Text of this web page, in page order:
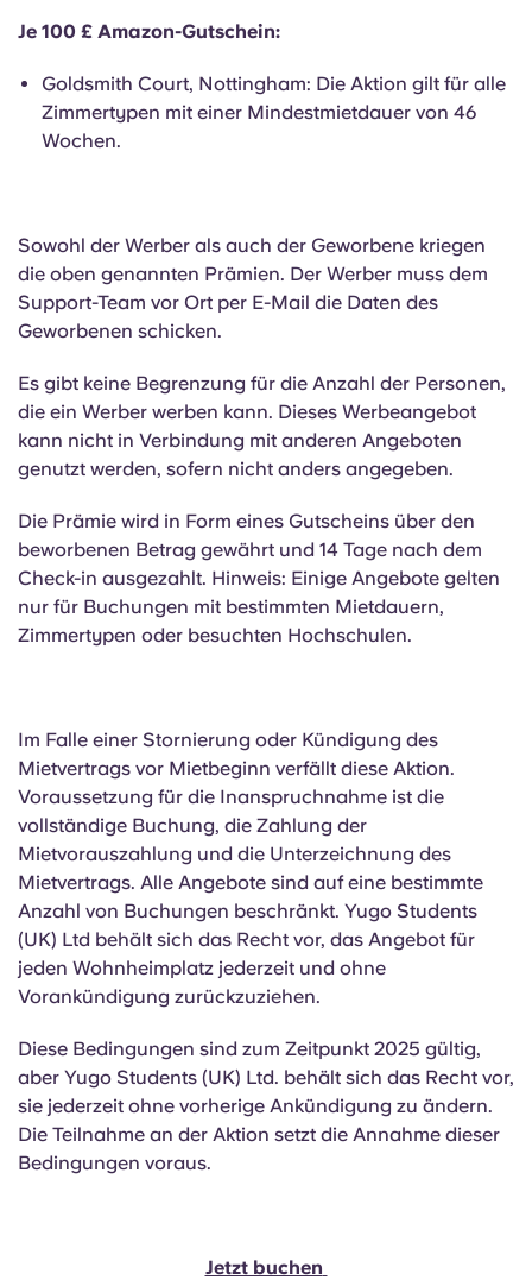
Je 100 £ Amazon-Gutschein:
Goldsmith Court, Nottingham: Die Aktion gilt für alle
Zimmertypen mit einer Mindestmietdauer von 46
Wochen.
Sowohl der Werber als auch der Geworbene kriegen
die oben genannten Prämien. Der Werber muss dem
Support-Team vor Ort per E-Mail die Daten des
Geworbenen schicken.
Es gibt keine Begrenzung für die Anzahl der Personen,
die ein Werber werben kann. Dieses Werbeangebot
kann nicht in Verbindung mit anderen Angeboten
genutzt werden, sofern nicht anders angegeben.
Die Prämie wird in Form eines Gutscheins über den
beworbenen Betrag gewährt und 14 Tage nach dem
Check-in ausgezahlt. Hinweis: Einige Angebote gelten
nur für Buchungen mit bestimmten Mietdauern,
Zimmertypen oder besuchten Hochschulen.
Im Falle einer Stornierung oder Kündigung des
Mietvertrags vor Mietbeginn verfällt diese Aktion.
Voraussetzung für die Inanspruchnahme ist die
vollständige Buchung, die Zahlung der
Mietvorauszahlung und die Unterzeichnung des
Mietvertrags. Alle Angebote sind auf eine bestimmte
Anzahl von Buchungen beschränkt. Yugo Students
(UK) Ltd behält sich das Recht vor, das Angebot für
jeden Wohnheimplatz jederzeit und ohne
Vorankündigung zurückzuziehen.
Diese Bedingungen sind zum Zeitpunkt 2025 gültig,
aber Yugo Students (UK) Ltd. behält sich das Recht vor,
sie jederzeit ohne vorherige Ankündigung zu ändern.
Die Teilnahme an der Aktion setzt die Annahme dieser
Bedingungen voraus.
Jetzt buchen